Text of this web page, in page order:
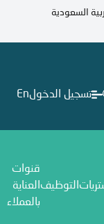
السعودية
تسجيل الدخولEn
التوظيف
قنوات
العناية
بالعملاء